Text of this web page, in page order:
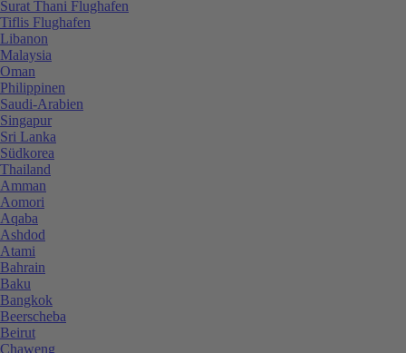
Surat Thani Flughafen
Tiflis Flughafen
Libanon
Malaysia
Oman
Philippinen
Saudi-Arabien
Singapur
Sri Lanka
Südkorea
Thailand
Amman
Aomori
Aqaba
Ashdod
Atami
Bahrain
Baku
Bangkok
Beerscheba
Beirut
Chaweng